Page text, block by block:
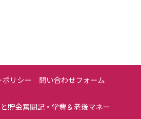
リシー 問い合わせフォーム
貯金奮闘記・学費＆老後マネー